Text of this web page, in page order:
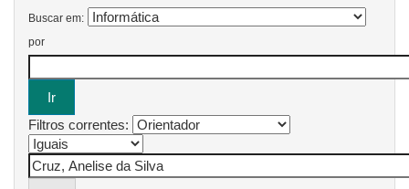
Buscar em:
por
Filtros correntes: